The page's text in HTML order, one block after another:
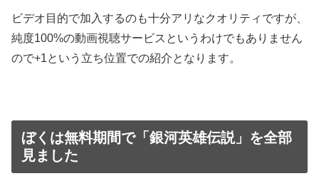
ビデオ目的で加入するのも十分アリなクオリティですが、
純度100%の動画視聴サービスというわけでもありません
ので+1という立ち位置での紹介となります。
ぼくは無料期間で「銀河英雄伝説」を全部
見ました